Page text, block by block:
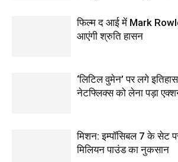
फिल्‍म द आई में Mark
आएंगी श्रुति हासन
‘लिटिल वुमेन’ पर लगे
नेटफ्लिक्स को लेना पड़ा
मिशन: इम्पॉसिबल 7 के सेट
मिलियन पाउंड का नुकसान